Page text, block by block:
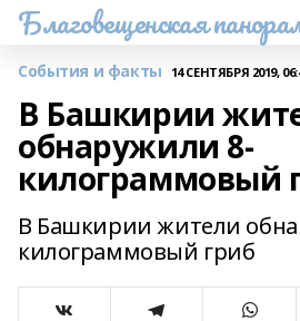
Благовещенская
События и факты 14 СЕНТЯБРЯ 2019,
В Башкирии
обнаружили 8-
килограммовый
В Башкирии жители
килограммовый гриб